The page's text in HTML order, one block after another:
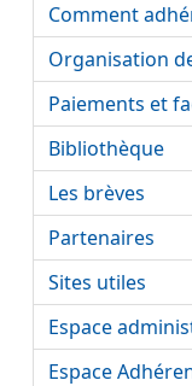
Comment
Organisation
Paiements et
Bibliothèque
Les brèves
Partenaires
Sites utiles
Espace
Espace